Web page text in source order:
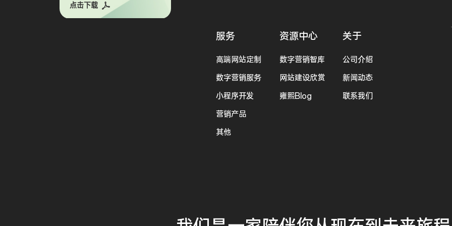
点击下载
服务
高端网站定制
数字营销服务
小程序开发
营销产品
其他
资源中心
数字营销智库
网站建设欣赏
雍熙Blog
关于
公司介绍
新闻动态
联系我们